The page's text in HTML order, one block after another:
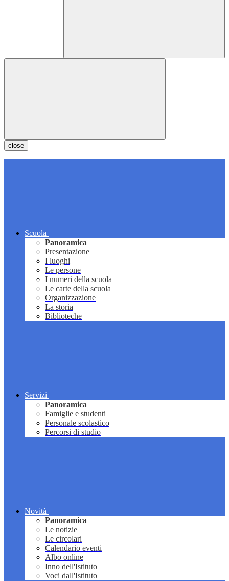
close
Scuola
Panoramica
Presentazione
I luoghi
Le persone
I numeri della scuola
Le carte della scuola
Organizzazione
La storia
Biblioteche
Servizi
Panoramica
Famiglie e studenti
Personale scolastico
Percorsi di studio
Novità
Panoramica
Le notizie
Le circolari
Calendario eventi
Albo online
Inno dell'Istituto
Voci dall'Istituto